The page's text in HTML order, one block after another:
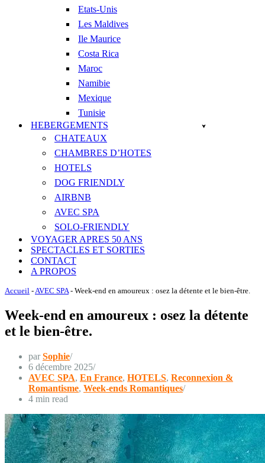
Etats-Unis
Les Maldives
Ile Maurice
Costa Rica
Maroc
Namibie
Mexique
Tunisie
HEBERGEMENTS
CHATEAUX
CHAMBRES D’HOTES
HOTELS
DOG FRIENDLY
AIRBNB
AVEC SPA
SOLO-FRIENDLY
VOYAGER APRES 50 ANS
SPECTACLES ET SORTIES
CONTACT
A PROPOS
Accueil -AVEC SPA- Week-end en amoureux : osez la détente et le bien-être.
Week-end en amoureux : osez la détente
et le bien-être.
parSophie
6 décembre 2025
AVEC SPA, En France, HOTELS, Reconnexion &
Romantisme, Week-ends Romantiques
4 min read